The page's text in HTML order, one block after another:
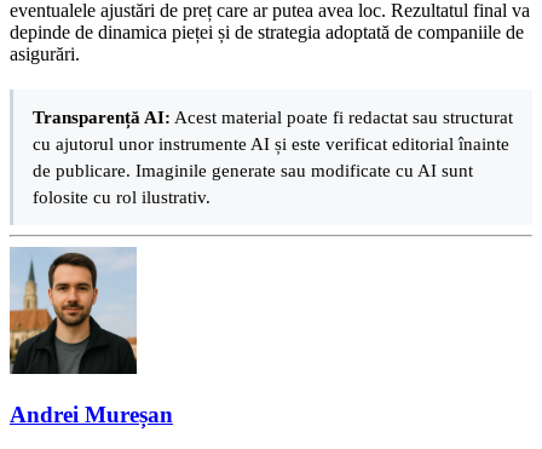
eventualele ajustări de preț care ar putea avea loc. Rezultatul final va
depinde de dinamica pieței și de strategia adoptată de companiile de
asigurări.
Transparență AI: Acest material poate fi redactat sau structurat
cu ajutorul unor instrumente AI și este verificat editorial înainte
de publicare. Imaginile generate sau modificate cu AI sunt
folosite cu rol ilustrativ.
Andrei Mureșan